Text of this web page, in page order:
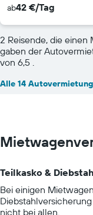
ab42 €/Tag
2 Reisende, die
gaben der
von 6,5 .
Alle 14
Teilkasko &
Bei einigen
nicht bei allen.